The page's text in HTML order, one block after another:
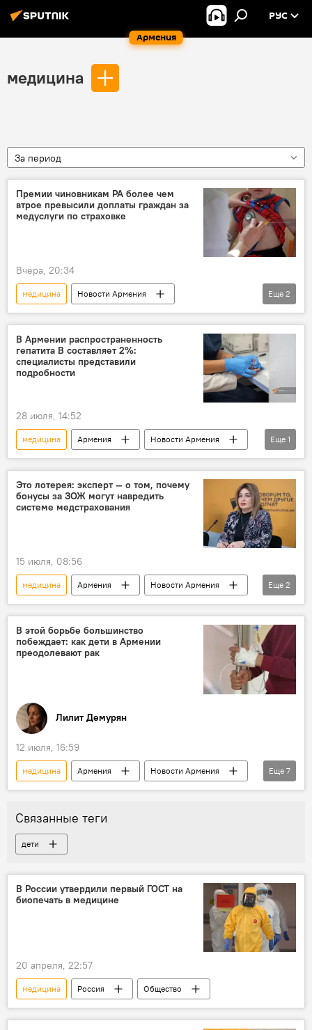
Армения
РУС
медицина
За период
Премии чиновникам РА более чем
втрое превысили доплаты граждан за
медуслуги по страховке
Вчера, 20:34
медицина
Новости Армения
медстрахование
дети
Еще 2
В Армении распространенность
гепатита В составляет 2%:
специалисты представили
подробности
28 июля, 14:52
медицина Армения
Новости Армения
Гепатит
Еще 1
Это лотерея: эксперт — о том, почему
бонусы за ЗОЖ могут навредить
системе медстрахования
15 июля, 08:56
медицина Армения
Новости Армения
Общество
страхование
Еще 2
В этой борьбе большинство
побеждает: как дети в Армении
преодолевают рак
Лилит Демурян
12 июля, 16:59
медицина Армения
Новости Армения
рак
рак крови у детей
онкология
здравоохранение
Еще 7
Связанные теги
дети
В России утвердили первый ГОСТ на
биопечать в медицине
20 апреля, 22:57
медицина Россия Общество